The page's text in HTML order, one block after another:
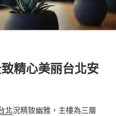
精心美丽台北安
北況精致幽雅，主樓為三層